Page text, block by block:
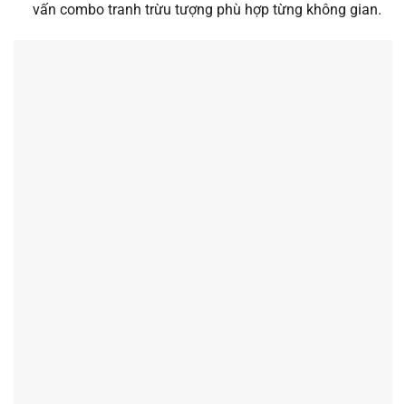
vấn combo tranh trừu tượng phù hợp từng không gian.